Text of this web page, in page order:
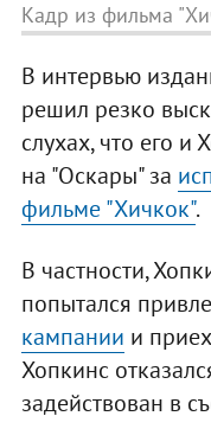
Кадр из фильма
В интервью
решил резко
слухах, что его
на "Оскары" за
фильме "Хичкок".
В частности,
попытался
кампании и
Хопкинс
задействован в